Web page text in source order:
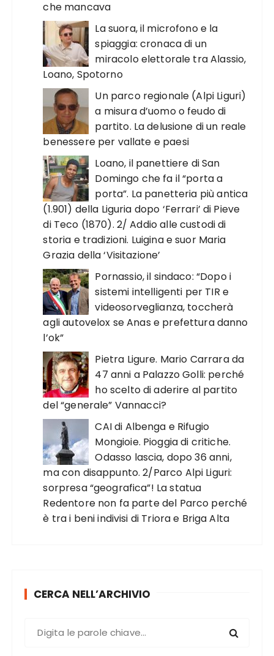
che mancava
La suora, il microfono e la
spiaggia: cronaca di un
miracolo elettorale tra Alassio,
Loano, Spotorno
Un parco regionale (Alpi Liguri)
a misura d’uomo o feudo di
partito. La delusione di un reale
benessere per vallate e paesi
Loano, il panettiere di San
Domingo che fa il “porta a
porta”. La panetteria più antica
(1.901) della Liguria dopo ‘Ferrari’ di Pieve
di Teco (1870). 2/ Addio alle custodi di
storia e tradizioni. Luigina e suor Maria
Grazia della ‘Visitazione’
Pornassio, il sindaco: “Dopo i
sistemi intelligenti per TIR e
videosorveglianza, toccherà
agli autovelox se Anas e prefettura danno
l’ok”
Pietra Ligure. Mario Carrara da
47 anni a Palazzo Golli: perché
ho scelto di aderire al partito
del “generale” Vannacci?
CAI di Albenga e Rifugio
Mongioie. Pioggia di critiche.
Odasso lascia, dopo 36 anni,
ma con disappunto. 2/Parco Alpi Liguri:
sorpresa “geografica”! La statua
Redentore non fa parte del Parco perché
è tra i beni indivisi di Triora e Briga Alta
CERCA NELL’ARCHIVIO